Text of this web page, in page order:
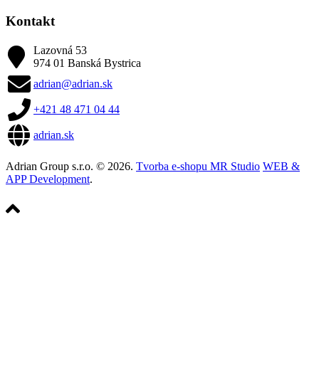
Kontakt
Lazovná 53
974 01 Banská Bystrica
adrian@adrian.sk
+421 48 471 04 44
adrian.sk
Adrian Group s.r.o. © 2026. Tvorba e-shopu MR Studio WEB &
APP Development.